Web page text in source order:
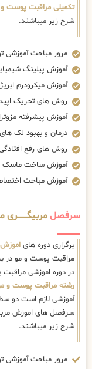
تکمیلی مراقبت پوست
شرح زیر میباشند.
مرور مباحث آموزشی
آموزش پیلینگ
آموزش میکرودرم
روش های تحریک
آموزش پیشرفته
درمان و بهبود لک
روش های رفع
آموزش ساخت ماسک
آموزش مباحث
سرفصل
برگزاری دوره های
مراقبت پوست و مو در
در دوره اموزشی
رشته مراقبت پوست و
آموزشی لازم است دو
سرفصل های اموزش
شرح زیر میباشند.
مرور مباحث آموزشی